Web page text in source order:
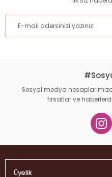
Ürün bilgilerinde hatalar
Ürün fiyatı diğer sitelerden
Sosyal medya
fırsatlar ve
Üyelik